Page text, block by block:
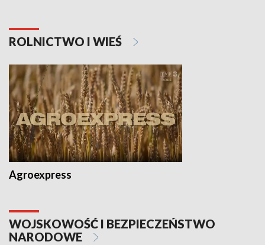
ROLNICTWO I WIEŚ
Agroexpress
WOJSKOWOŚĆ I BEZPIECZEŃSTWO
NARODOWE